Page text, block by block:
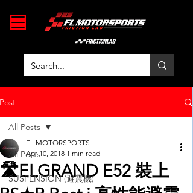
Post
All Posts
SUSPENSION (避震機)
All Posts
🛣ELGRAND E52 裝上
FL MOTORSPORTS
Apr 10, 2018 1 min read